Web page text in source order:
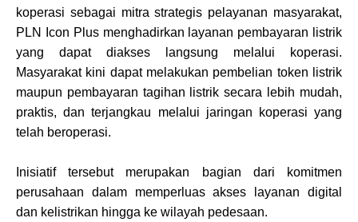
koperasi sebagai mitra strategis pelayanan masyarakat,
PLN Icon Plus menghadirkan layanan pembayaran listrik
yang dapat diakses langsung melalui koperasi.
Masyarakat kini dapat melakukan pembelian token listrik
maupun pembayaran tagihan listrik secara lebih mudah,
praktis, dan terjangkau melalui jaringan koperasi yang
telah beroperasi.
Inisiatif tersebut merupakan bagian dari komitmen
perusahaan dalam memperluas akses layanan digital
dan kelistrikan hingga ke wilayah pedesaan.